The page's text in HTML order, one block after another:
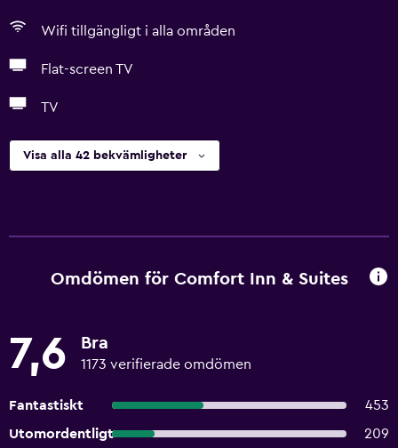
Wifi tillgängligt i alla områden
Flat-screen TV
TV
Visa alla 42 bekvämligheter
Omdömen för Comfort Inn & Suites
7,6 Bra
1173 verifierade omdömen
Fantastiskt
453
Utomordentligt
209